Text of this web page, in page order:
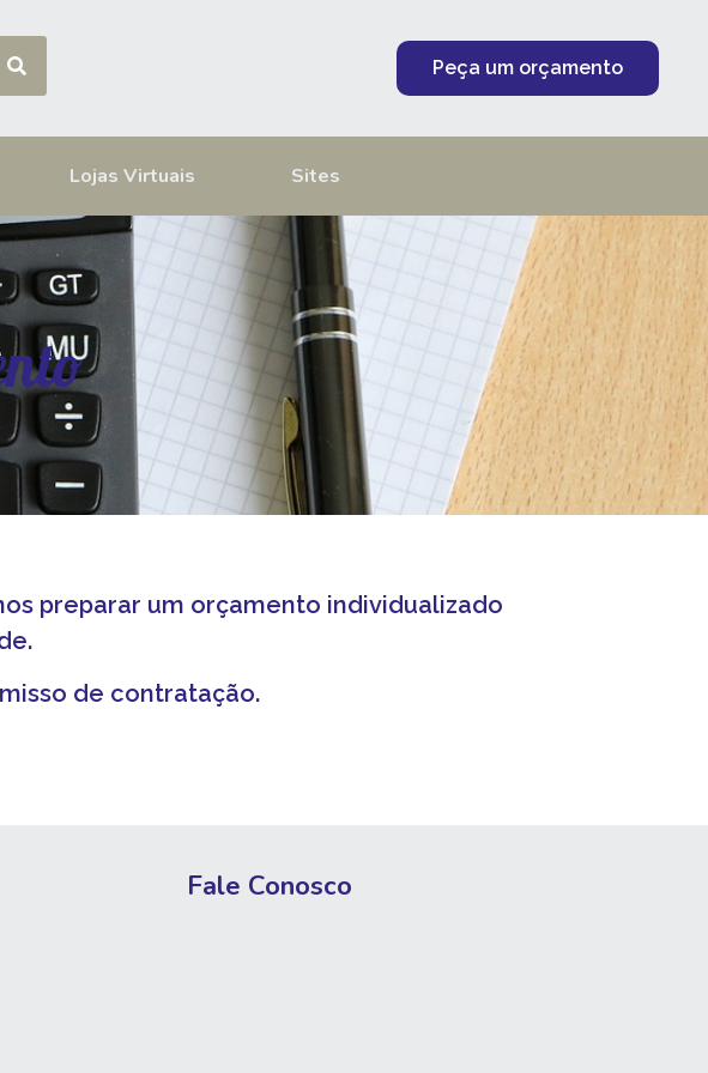
Peça um orçamento
Lojas Virtuais Sites
preparar um orçamento individualizado
de contratação.
Fale Conosco